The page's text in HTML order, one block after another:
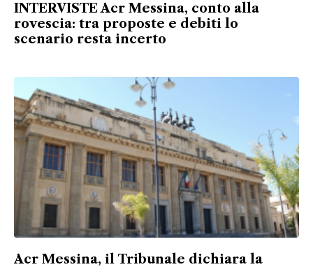
INTERVISTE Acr Messina, conto alla
rovescia: tra proposte e debiti lo
scenario resta incerto
Acr Messina, il Tribunale dichiara la